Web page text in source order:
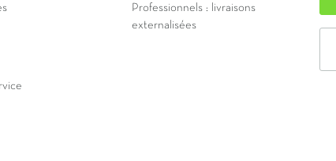
Professionnels : livraisons
externalisées